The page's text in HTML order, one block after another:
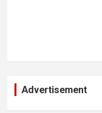
Advertisement